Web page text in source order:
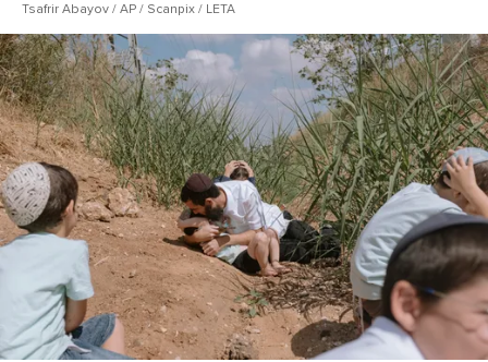
Tsafrir Abayov / AP / Scanpix / LETA